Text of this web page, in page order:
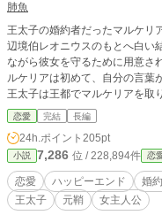
肺魚
王太子の婚約者だったマルケリ
辺境伯レオニウスのもとへ白い
ながら彼女を守るために用意さ
ルケリアは初めて、自分の言葉
王太子は王都でマルケリアを取
しが少しずつマルケリアの価値
アはようやく、自分の選ぶ場所へと戻る。 ※全44話執筆済み
てあります。毎日1話、20時更新
恋愛 完結 長編
24h.ポイント 205pt
小説 7,286 位 / 228,894件 恋
恋愛 ハッピーエンド 婚
王太子
元鞘 女主人公